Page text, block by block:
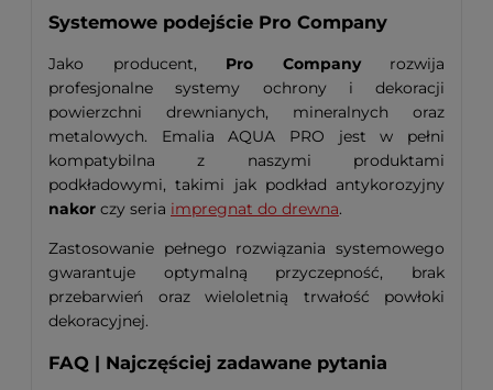
Systemowe podejście Pro Company
Jako producent, Pro Companyrozwija
profesjonalne systemy ochrony i dekoracji
powierzchni drewnianych, mineralnych oraz
metalowych. Emalia AQUA PRO jest w pełni
kompatybilna z naszymi produktami
podkładowymi, takimi jak podkład antykorozyjny
nakor czy seria impregnat do drewna.
Zastosowanie pełnego rozwiązania systemowego
gwarantuje optymalną przyczepność, brak
przebarwień oraz wieloletnią trwałość powłoki
dekoracyjnej.
FAQ | Najczęściej zadawane pytania